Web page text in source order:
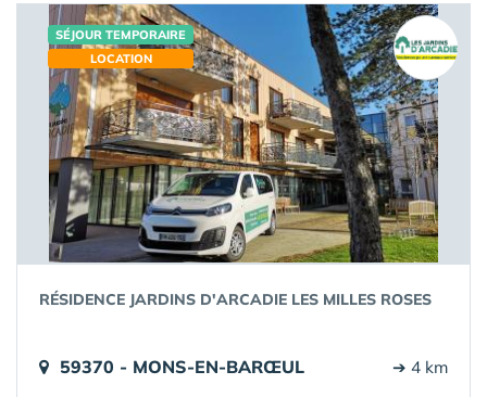
SÉJOUR TEMPORAIRE
LOCATION
RÉSIDENCE JARDINS D'ARCADIE LES MILLES ROSES
59370 - MONS-EN-BARŒUL ➔ 4 km